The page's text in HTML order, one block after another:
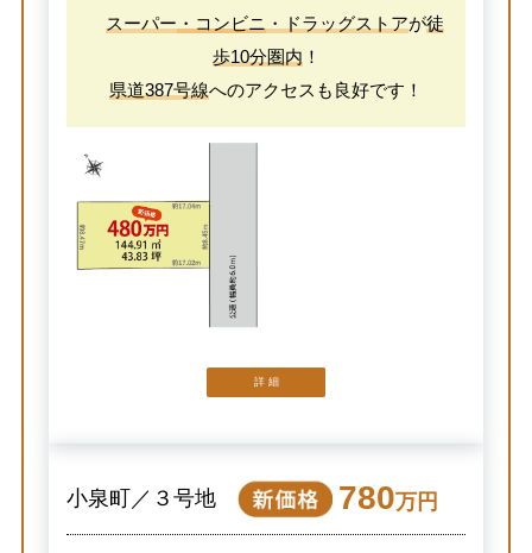
スーパー・コンビニ・ドラッグストアが徒
歩10分圏内！
県道387号線へのアクセスも良好です！
詳 細
小泉町／３号地 780万円